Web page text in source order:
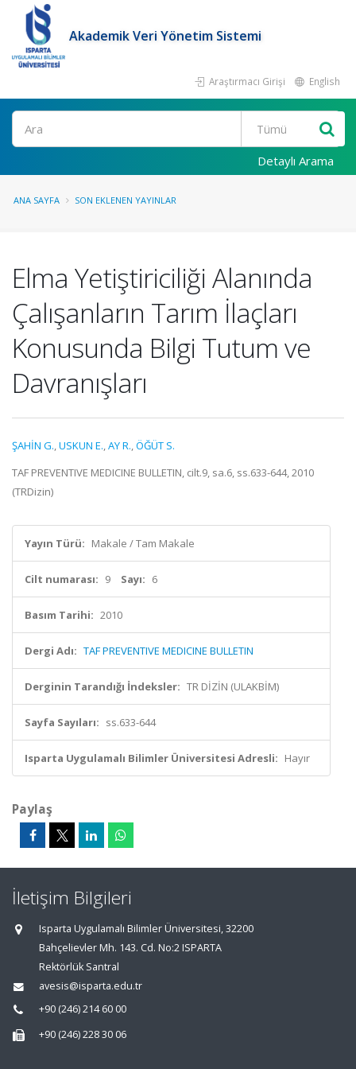
Akademik Veri Yönetim Sistemi
Araştırmacı Girişi English
Ara
Detaylı Arama
ANA SAYFA SON EKLENEN YAYINLAR
Elma Yetiştiriciliği Alanında
Çalışanların Tarım İlaçları
Konusunda Bilgi Tutum ve
Davranışları
ŞAHİN G.,USKUN E.,AY R.,ÖĞÜT S.
TAF PREVENTIVE MEDICINE BULLETIN, cilt.9, sa.6, ss.633-644, 2010
(TRDizin)
Yayın Türü: Makale / Tam Makale
Cilt numarası: 9 Sayı: 6
Basım Tarihi: 2010
Dergi Adı: TAF PREVENTIVE MEDICINE BULLETIN
Derginin Tarandığı İndeksler: TR DİZİN (ULAKBİM)
Sayfa Sayıları: ss.633-644
Isparta Uygulamalı Bilimler Üniversitesi Adresli: Hayır
Paylaş
İletişim Bilgileri
Isparta Uygulamalı Bilimler Üniversitesi, 32200
Bahçelievler Mh. 143. Cd. No:2 ISPARTA
Rektörlük Santral
avesis@isparta.edu.tr
+90 (246) 214 60 00
+90 (246) 228 30 06